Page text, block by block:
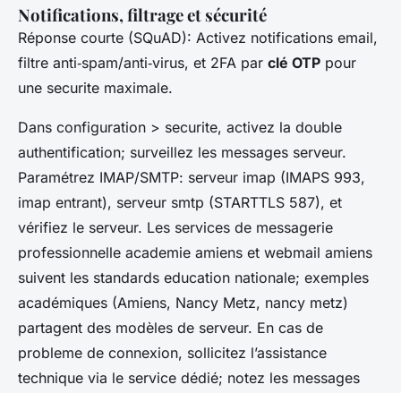
Notifications, filtrage et sécurité
Réponse courte (SQuAD): Activez notifications email,
filtre anti‑spam/anti‑virus, et 2FA par clé OTP pour
une securite maximale.
Dans configuration > securite, activez la double
authentification; surveillez les messages serveur.
Paramétrez IMAP/SMTP: serveur imap (IMAPS 993,
imap entrant), serveur smtp (STARTTLS 587), et
vérifiez le serveur. Les services de messagerie
professionnelle academie amiens et webmail amiens
suivent les standards education nationale; exemples
académiques (Amiens, Nancy Metz, nancy metz)
partagent des modèles de serveur. En cas de
probleme de connexion, sollicitez l’assistance
technique via le service dédié; notez les messages